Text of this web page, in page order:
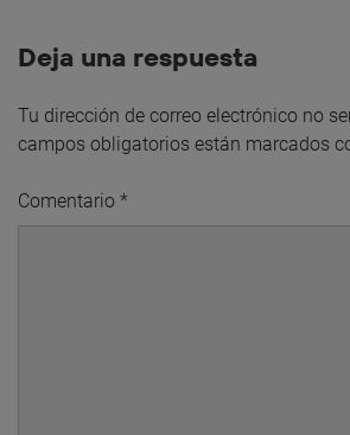
Deja una respuesta
Tu dirección de correo electrónico no
campos obligatorios están marcados
Comentario *